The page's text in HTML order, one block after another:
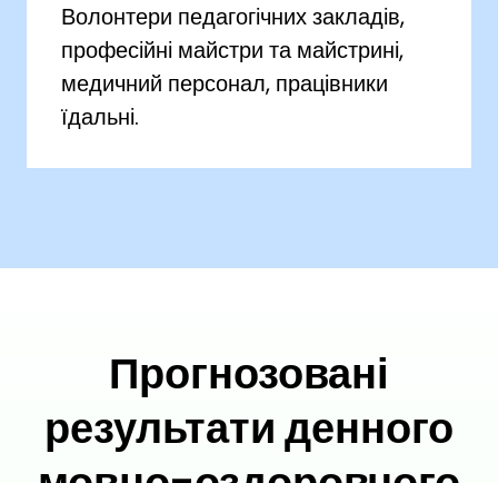
Волонтери педагогічних закладів,
професійні майстри та майстрині,
медичний персонал, працівники
їдальні.
Прогнозовані
результати денного